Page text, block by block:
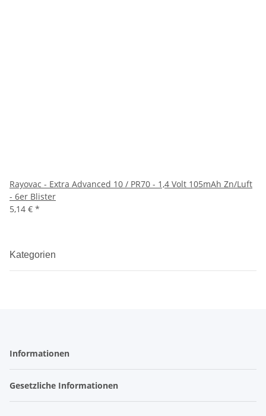
Rayovac - Extra Advanced 10 / PR70 - 1,4 Volt 105mAh Zn/Luft
- 6er Blister
5,14 € *
Kategorien
Informationen
Gesetzliche Informationen